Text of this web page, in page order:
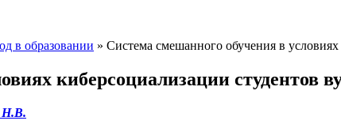
в образовании » Система смешанного обучения в условиях
киберсоциализации студентов
Н.В.